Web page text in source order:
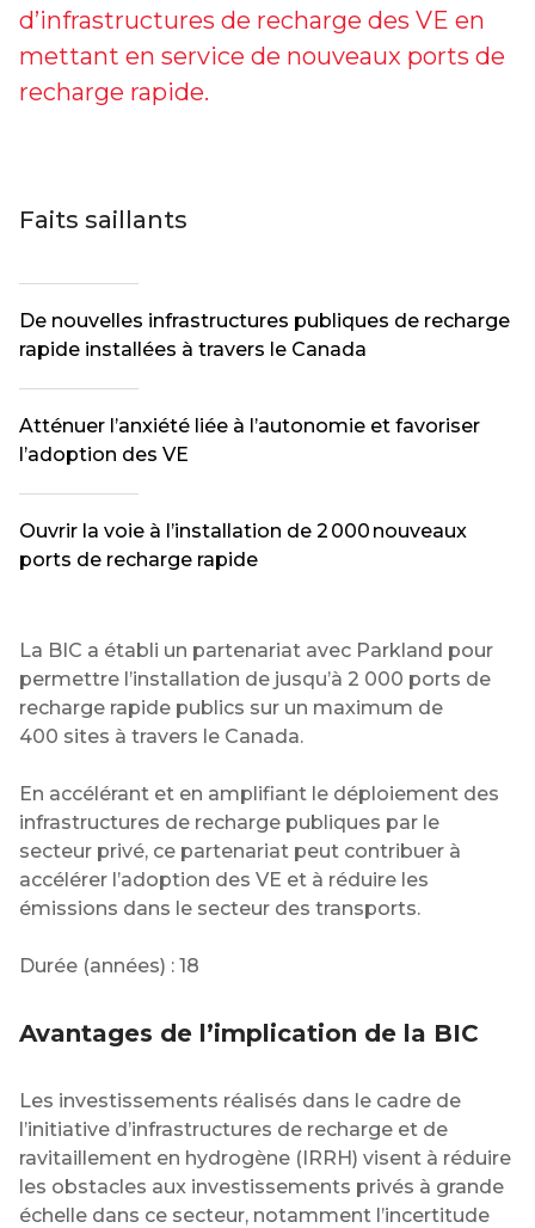
d’infrastructures de recharge des VE en
mettant en service de nouveaux ports de
recharge rapide.
Faits saillants
De nouvelles infrastructures publiques de recharge
rapide installées à travers le Canada
Atténuer l’anxiété liée à l’autonomie et favoriser
l’adoption des VE
Ouvrir la voie à l’installation de 2 000 nouveaux
ports de recharge rapide
La BIC a établi un partenariat avec Parkland pour
permettre l’installation de jusqu’à 2 000 ports de
recharge rapide publics sur un maximum de
400 sites à travers le Canada.
En accélérant et en amplifiant le déploiement des
infrastructures de recharge publiques par le
secteur privé, ce partenariat peut contribuer à
accélérer l’adoption des VE et à réduire les
émissions dans le secteur des transports.
Durée (années) : 18
Avantages de l’implication de la BIC
Les investissements réalisés dans le cadre de
l’initiative d’infrastructures de recharge et de
ravitaillement en hydrogène (IRRH) visent à réduire
les obstacles aux investissements privés à grande
échelle dans ce secteur, notamment l’incertitude